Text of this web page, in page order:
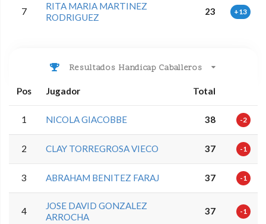
7
RITA MARIA MARTINEZ
RODRIGUEZ
23 +13
Resultados Handicap Caballeros
Pos Jugador Total
1 NICOLA GIACOBBE 38 -2
2 CLAY TORREGROSA VIECO 37 -1
3 ABRAHAM BENITEZ FARAJ 37 -1
4
JOSE DAVID GONZALEZ
ARROCHA
37 -1